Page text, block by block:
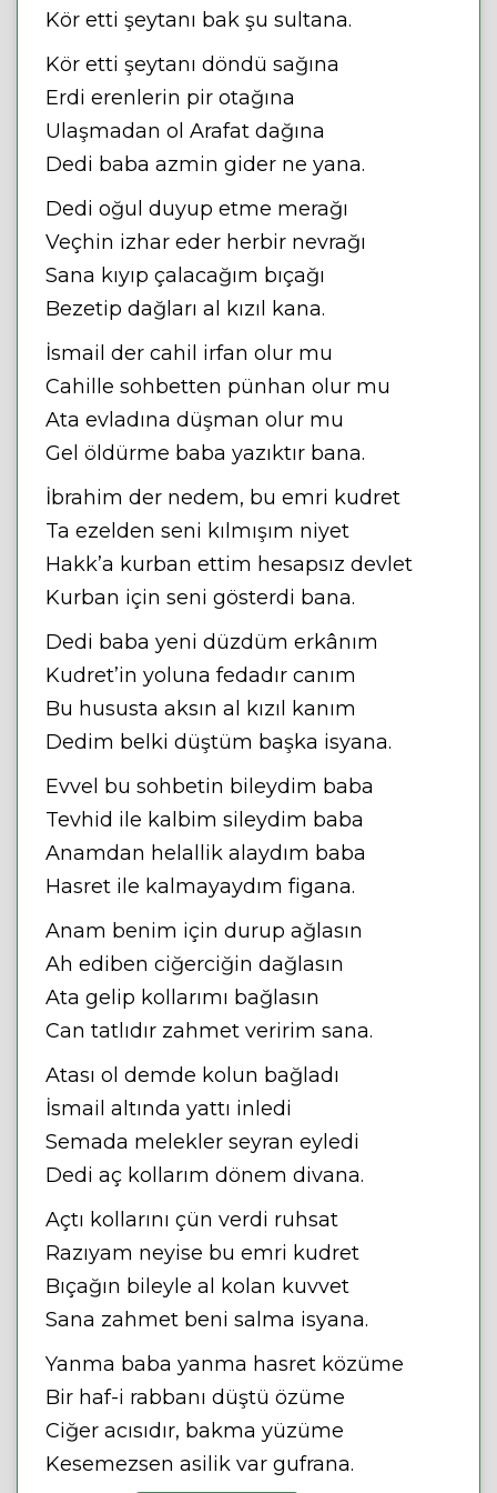
Kör etti şeytanı bak şu sultana.
Kör etti şeytanı döndü sağına
Erdi erenlerin pir otağına
Ulaşmadan ol Arafat dağına
Dedi baba azmin gider ne yana.
Dedi oğul duyup etme merağı
Veçhin izhar eder herbir nevrağı
Sana kıyıp çalacağım bıçağı
Bezetip dağları al kızıl kana.
İsmail der cahil irfan olur mu
Cahille sohbetten pünhan olur mu
Ata evladına düşman olur mu
Gel öldürme baba yazıktır bana.
İbrahim der nedem, bu emri kudret
Ta ezelden seni kılmışım niyet
Hakk’a kurban ettim hesapsız devlet
Kurban için seni gösterdi bana.
Dedi baba yeni düzdüm erkânım
Kudret’in yoluna fedadır canım
Bu hususta aksın al kızıl kanım
Dedim belki düştüm başka isyana.
Evvel bu sohbetin bileydim baba
Tevhid ile kalbim sileydim baba
Anamdan helallik alaydım baba
Hasret ile kalmayaydım figana.
Anam benim için durup ağlasın
Ah ediben ciğerciğin dağlasın
Ata gelip kollarımı bağlasın
Can tatlıdır zahmet veririm sana.
Atası ol demde kolun bağladı
İsmail altında yattı inledi
Semada melekler seyran eyledi
Dedi aç kollarım dönem divana.
Açtı kollarını çün verdi ruhsat
Razıyam neyise bu emri kudret
Bıçağın bileyle al kolan kuvvet
Sana zahmet beni salma isyana.
Yanma baba yanma hasret közüme
Bir haf-i rabbanı düştü özüme
Ciğer acısıdır, bakma yüzüme
Kesemezsen asilik var gufrana.